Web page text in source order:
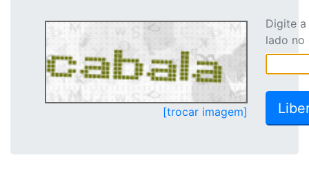
[trocar imagem]
Digite
lado no